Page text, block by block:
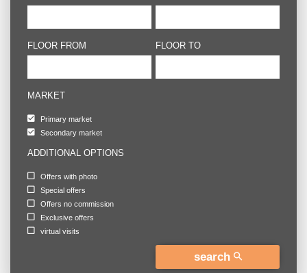
FLOOR FROM FLOOR TO
MARKET
Primary market
Secondary market
ADDITIONAL OPTIONS
Offers with photo
Special offers
Offers no commission
Exclusive offers
virtual visits
search